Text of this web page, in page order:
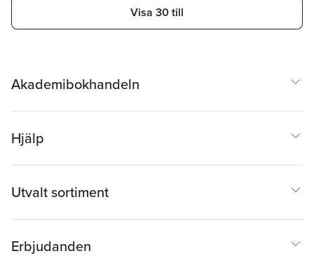
Visa 30 till
Akademibokhandeln
Hjälp
Utvalt sortiment
Erbjudanden